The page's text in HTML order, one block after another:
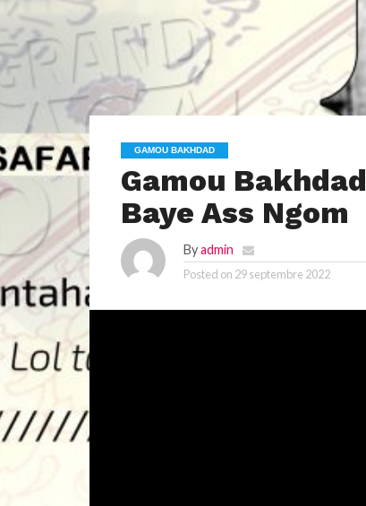
GAMOU BAKHDAD
Gamou
Baye Ass Ngom
Byadmin
Posted on 29 septembre 2022